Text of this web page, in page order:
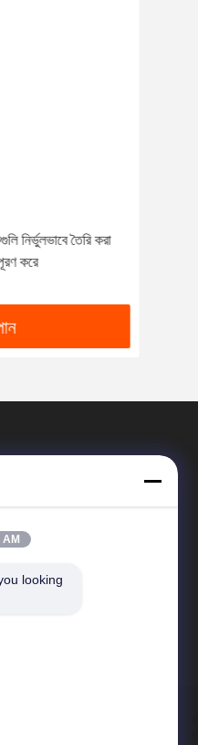
নির্ভুলভাবে তৈরি করা
করে
looking